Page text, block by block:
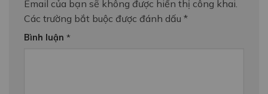
Email của bạn sẽ không được hiển thị công khai.
Các trường bắt buộc được đánh dấu *
Bình luận *